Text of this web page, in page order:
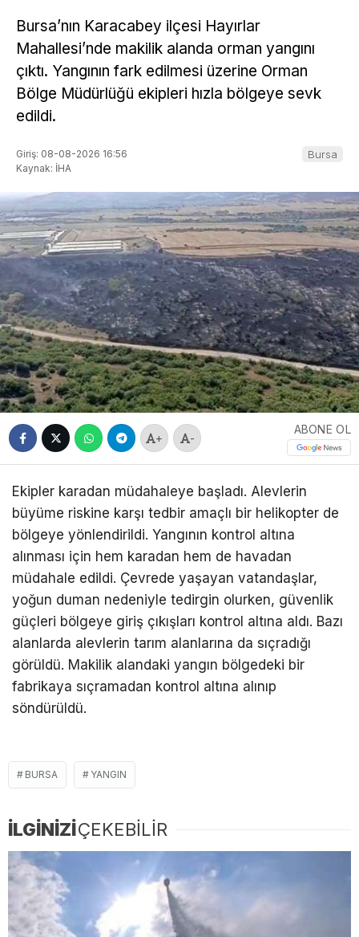
Bursa’nın Karacabey ilçesi Hayırlar
Mahallesi’nde makilik alanda orman yangını
çıktı. Yangının fark edilmesi üzerine Orman
Bölge Müdürlüğü ekipleri hızla bölgeye sevk
edildi.
Giriş: 08-08-2026 16:56
Kaynak: İHA
Bursa
+ -
ABONE OL
Ekipler karadan müdahaleye başladı. Alevlerin
büyüme riskine karşı tedbir amaçlı bir helikopter de
bölgeye yönlendirildi. Yangının kontrol altına
alınması için hem karadan hem de havadan
müdahale edildi. Çevrede yaşayan vatandaşlar,
yoğun duman nedeniyle tedirgin olurken, güvenlik
güçleri bölgeye giriş çıkışları kontrol altına aldı. Bazı
alanlarda alevlerin tarım alanlarına da sıçradığı
görüldü. Makilik alandaki yangın bölgedeki bir
fabrikaya sıçramadan kontrol altına alınıp
söndürüldü.
BURSA YANGIN
İLGİNİZİÇEKEBİLİR